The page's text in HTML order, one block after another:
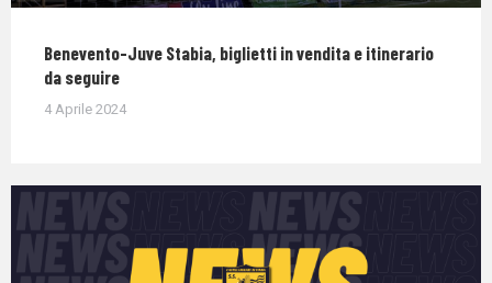
Benevento-Juve Stabia, biglietti in vendita e itinerario
da seguire
4 Aprile 2024